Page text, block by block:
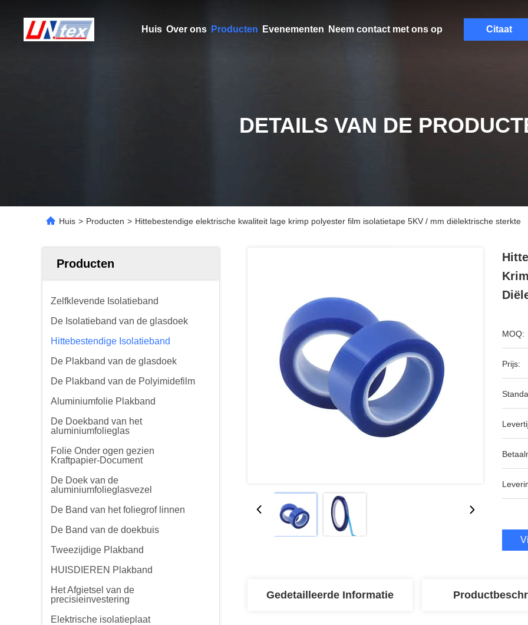
Huis Over ons Producten Evenementen Neem contact met ons op Citaat
DETAILS VAN DE
Huis > Producten > Hittebestendige elektrische kwaliteit lage krimp polyester film isolatietape 5KV / mm diëlektrische sterkte
Producten
Zelfklevende Isolatieband
De Isolatieband van de glasdoek
Hittebestendige Isolatieband
De Plakband van de glasdoek
De Plakband van de Polyimidefilm
Aluminiumfolie Plakband
De Doekband van het
aluminiumfolieglas
Folie Onder ogen gezien
Kraftpapier-Document
De Doek van de
aluminiumfolieglasvezel
De Band van het foliegrof linnen
De Band van de doekbuis
Tweezijdige Plakband
HUISDIEREN Plakband
Het Afgietsel van de
precisieinvestering
Elektrische isolatieplaat
MOQ:
Prijs:
Gedetailleerde Informatie